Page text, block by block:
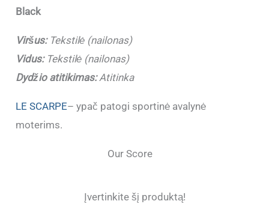
Black
Viršus:Tekstilė (nailonas)
Vidus:Tekstilė (nailonas)
Dydžio atitikimas:Atitinka
LE SCARPE– ypač patogi sportinė avalynė
moterims.
Our Score
Įvertinkite šį produktą!